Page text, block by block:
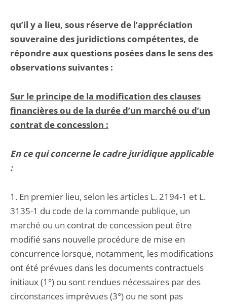
qu’il y a lieu, sous réserve de l’appréciation
souveraine des juridictions compétentes, de
répondre aux questions posées dans le sens des
observations suivantes :
Sur le principe de la modification des clauses
financières ou de la durée d’un marché ou d’un
contrat de concession :
En ce qui concerne le cadre juridique applicable
:
1. En premier lieu, selon les articles L. 2194-1 et L.
3135-1 du code de la commande publique, un
marché ou un contrat de concession peut être
modifié sans nouvelle procédure de mise en
concurrence lorsque, notamment, les modifications
ont été prévues dans les documents contractuels
initiaux (1°) ou sont rendues nécessaires par des
circonstances imprévues (3°) ou ne sont pas